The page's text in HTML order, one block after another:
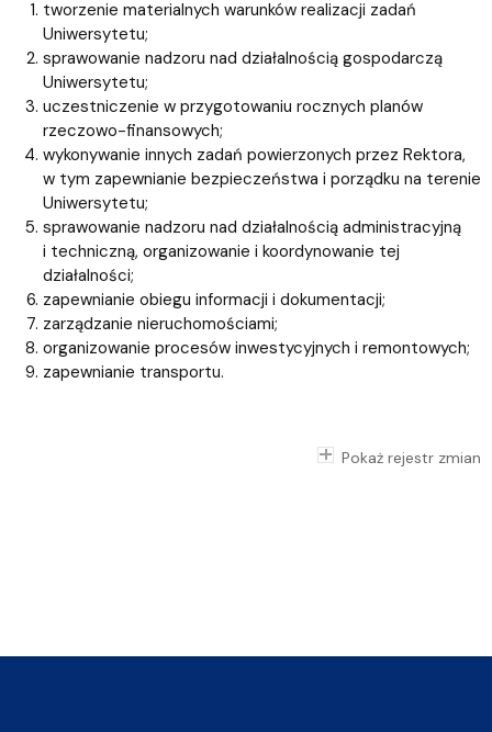
tworzenie materialnych warunków realizacji zadań
Uniwersytetu;
sprawowanie nadzoru nad działalnością gospodarczą
Uniwersytetu;
uczestniczenie w przygotowaniu rocznych planów
rzeczowo-finansowych;
wykonywanie innych zadań powierzonych przez Rektora,
w tym zapewnianie bezpieczeństwa i porządku na terenie
Uniwersytetu;
sprawowanie nadzoru nad działalnością administracyjną
i techniczną, organizowanie i koordynowanie tej
działalności;
zapewnianie obiegu informacji i dokumentacji;
zarządzanie nieruchomościami;
organizowanie procesów inwestycyjnych i remontowych;
zapewnianie transportu.
Pokaż rejestr zmian